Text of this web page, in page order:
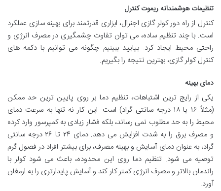
تنظیمات هوشمندانه ریموت کنترل
کنترل از راه دور کولر گازی اجنرال، ابزاری قدرتمند برای بهینه سازی عملکرد
است. با چند تنظیم ساده، می توان تفاوت چشمگیری در مصرف انرژی و
راحتی محیط ایجاد کرد. بیایید ببینیم چگونه می توانیم با دکمه های
کنترل کولر گازی، بهترین نتیجه را بگیریم.
دمای بهینه
یکی از رایج ترین اشتباهات، تنظیم دما بر روی پایین ترین حد ممکن
(مثلاً ۱۶ یا ۱۸ درجه سانتی گراد) است. این کار نه تنها به سرعت دمای
محیط را به حد مطلوب نمی رساند، بلکه فشار زیادی به کمپرسور وارد کرده
و مصرف برق را به شدت افزایش می دهد. دمای ۲۴ تا ۲۶ درجه سانتی
گراد، به عنوان دمای آسایش و بهینه مصرف، برای بیشتر افراد در فصول گرم
توصیه می شود. تنظیم دما روی این محدوده، باعث می شود کولر با
راندمان بالاتر و مصرف انرژی کمتر کار کند و آسایش پایدارتری را به ارمغان
آورد.